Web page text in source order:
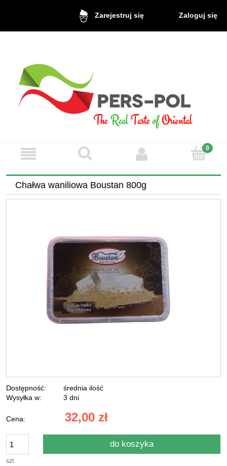
Zarejestruj się Zaloguj się
Chałwa waniliowa Boustan 800g
Dostępność:
średnia ilość
Wysyłka w:
3 dni
Cena: 32,00 zł
szt.
do koszyka